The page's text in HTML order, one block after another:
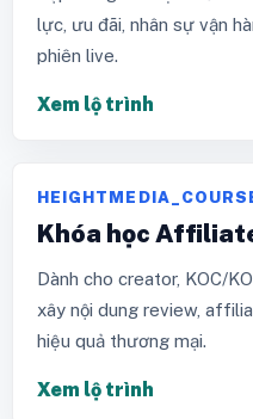
lực, ưu đãi, nhân sự vận
phiên live.
Xem lộ trình
Khóa học
Dành cho creator, KOC/
xây nội dung review,
hiệu quả thương mại.
Xem lộ trình